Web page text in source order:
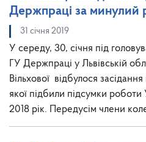
Держпраці за минулий
31 січня 2019
У середу, 30, січня під
ГУ Держпраці у Львівській
Вільхової відбулося
якої підбили підсумки роботи
2018 рік. Передусім члени